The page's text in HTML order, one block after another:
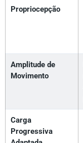
Propriocepção
Amplitude de
Movimento
Carga
Progressiva